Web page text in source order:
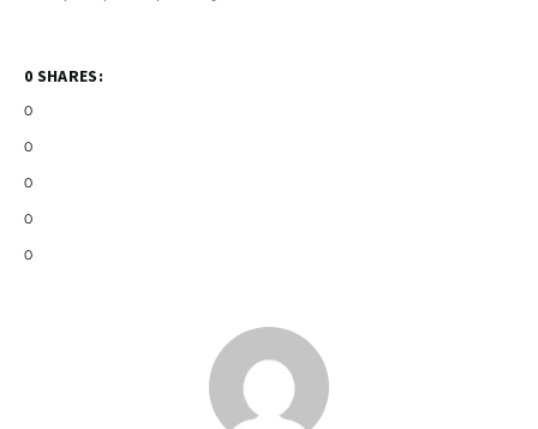
0 SHARES:
0
0
0
0
0